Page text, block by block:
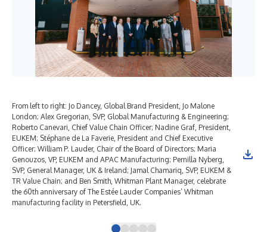
From left to right: Jo Dancey, Global Brand President, Jo Malone
London; Alex Gregorian, SVP, Global Manufacturing & Engineering;
Roberto Canevari, Chief Value Chain Officer; Nadine Graf, President,
EUKEM; Stéphane de La Faverie, President and Chief Executive
Officer; William P. Lauder, Chair of the Board of Directors; Maria
Genouzos, VP, EUKEM and APAC Manufacturing; Pernilla Nyberg,
SVP, General Manager, UK & Ireland; Jamal Chamariq, SVP, EUKEM &
TR Value Chain; and Ben Smith, Whitman Plant Manager, celebrate
the 60th anniversary of The Estée Lauder Companies’ Whitman
manufacturing facility in Petersfield, UK.